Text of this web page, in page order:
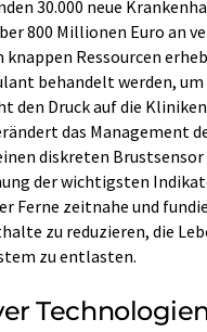
30.000 neue
800 Millionen Euro an
knappen Ressourcen
behandelt werden, um
den Druck auf die
das Management
diskreten
der wichtigsten
Ferne zeitnahe und
zu reduzieren, die
zu entlasten.